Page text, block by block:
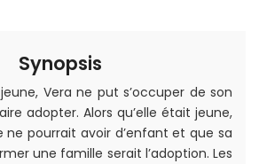
Synopsis
Vera ne put s’occuper de son
adopter. Alors qu’elle était jeune,
ne pourrait avoir d’enfant et que sa
une famille serait l’adoption. Les